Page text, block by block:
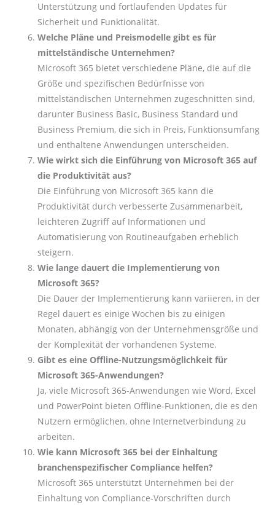
Unterstützung und fortlaufenden Updates für
Sicherheit und Funktionalität.
Welche Pläne und Preismodelle gibt es für
mittelständische Unternehmen?
Microsoft 365 bietet verschiedene Pläne, die auf die
Größe und spezifischen Bedürfnisse von
mittelständischen Unternehmen zugeschnitten sind,
darunter Business Basic, Business Standard und
Business Premium, die sich in Preis, Funktionsumfang
und enthaltene Anwendungen unterscheiden.
Wie wirkt sich die Einführung von Microsoft 365 auf
die Produktivität aus?
Die Einführung von Microsoft 365 kann die
Produktivität durch verbesserte Zusammenarbeit,
leichteren Zugriff auf Informationen und
Automatisierung von Routineaufgaben erheblich
steigern.
Wie lange dauert die Implementierung von
Microsoft 365?
Die Dauer der Implementierung kann variieren, in der
Regel dauert es einige Wochen bis zu einigen
Monaten, abhängig von der Unternehmensgröße und
der Komplexität der vorhandenen Systeme.
Gibt es eine Offline-Nutzungsmöglichkeit für
Microsoft 365-Anwendungen?
Ja, viele Microsoft 365-Anwendungen wie Word, Excel
und PowerPoint bieten Offline-Funktionen, die es den
Nutzern ermöglichen, ohne Internetverbindung zu
arbeiten.
Wie kann Microsoft 365 bei der Einhaltung
branchenspezifischer Compliance helfen?
Microsoft 365 unterstützt Unternehmen bei der
Einhaltung von Compliance-Vorschriften durch